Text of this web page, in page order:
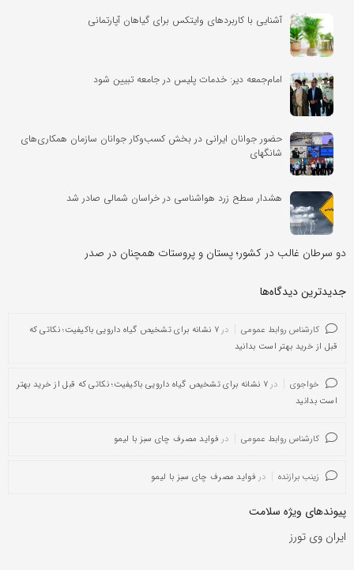
آشنایی با کاربردهای وایتکس برای گیاهان آپارتمانی
امام‌جمعه دیر: خدمات پلیس در جامعه تبیین شود
حضور جوانان ایرانی در بخش کسب‌وکار جوانان سازمان همکاری‌های
شانگهای
هشدار سطح زرد هواشناسی در خراسان شمالی صادر شد
دو سرطان غالب در کشور؛ پستان و پروستات همچنان در صدر
جدیدترین دیدگاه‌‌ها
کارشناس روابط عمومی در
۷ نشانه برای تشخیص گیاه دارویی باکیفیت؛ نکاتی که
قبل از خرید بهتر است بدانید
خواجوی در
۷ نشانه برای تشخیص گیاه دارویی باکیفیت؛ نکاتی که قبل از خرید بهتر
است بدانید
کارشناس روابط عمومی در فواید مصرف چای سبز با لیمو
زینب برازنده در فواید مصرف چای سبز با لیمو
پیوندهای ویژه سلامت
ایران وی تورز